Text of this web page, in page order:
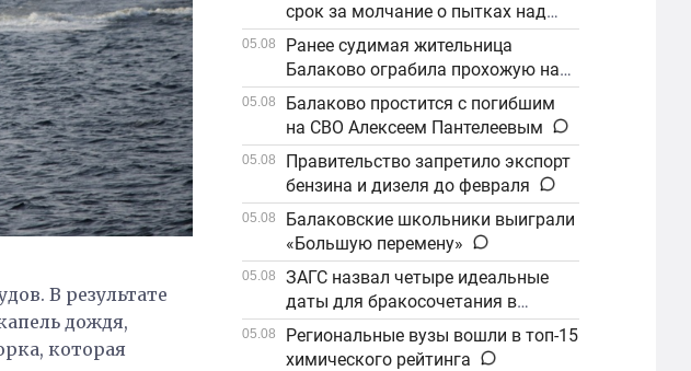
В результате
дождя,
которая
срок за молчание о пытках над
детьми
05.08
Ранее судимая жительница
Балаково ограбила прохожую на
улице
05.08
Балаково простится с погибшим
на СВО Алексеем Пантелеевым
05.08
Правительство запретило экспорт
бензина и дизеля до февраля
05.08
Балаковские школьники выиграли
«Большую перемену»
05.08
ЗАГС назвал четыре идеальные
даты для бракосочетания в
сентябре
05.08
Региональные вузы вошли в топ-15
химического рейтинга